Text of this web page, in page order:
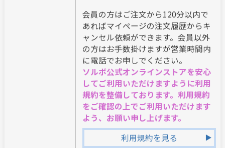
会員の方はご注文から120分以内で
あればマイページの注文履歴からキ
ャンセル依頼ができます。会員以外
の方はお手数掛けますが営業時間内
に電話でお申しでください。
ソルボ公式オンラインストアを安心
してご利用いただけますように利用
規約を整備しております。利用規約
をご確認の上でご利用いただけます
よう、お願い申し上げます。
利用規約を見る